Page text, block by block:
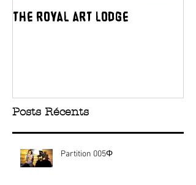
The Royal Art Lodge
Posts Récents
Partition 005Φ